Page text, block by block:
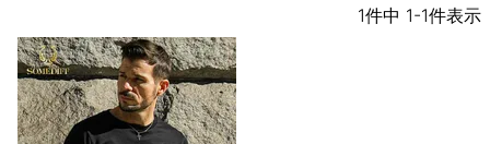
1件中 1-1件表示